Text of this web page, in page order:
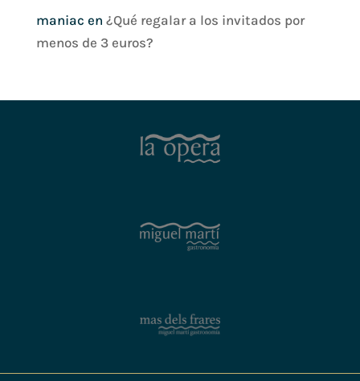
maniac en ¿Qué regalar a los invitados por
menos de 3 euros?